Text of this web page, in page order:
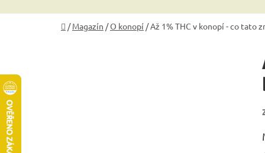
Domů
/ Magazín /O konopí /Až 1% THC v konopí - co tato